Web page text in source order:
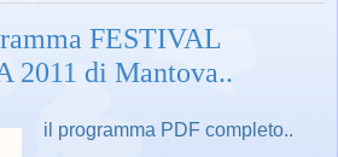
FESTIVAL
2011 di Mantova..
il programma PDF completo..